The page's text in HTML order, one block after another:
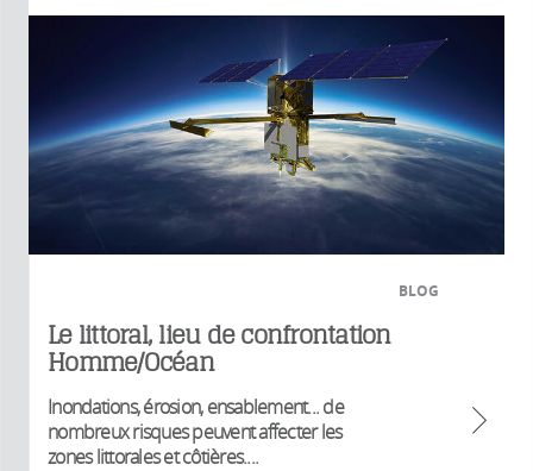
BLOG
Le littoral, lieu de confrontation
Homme/Océan
Inondations, érosion, ensablement... de
nombreux risques peuvent affecter les
zones littorales et côtières....